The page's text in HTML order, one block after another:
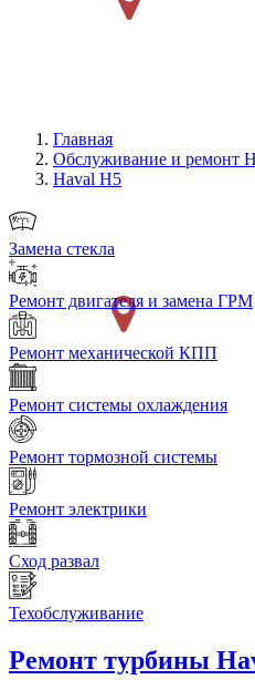
Главная
Обслуживание и ремонт
Haval H5
Замена стекла
Ремонт двигателя и замена ГРМ
Ремонт механической КПП
Ремонт системы охлаждения
Ремонт тормозной системы
Ремонт электрики
Сход развал
Техобслуживание
Ремонт турбины